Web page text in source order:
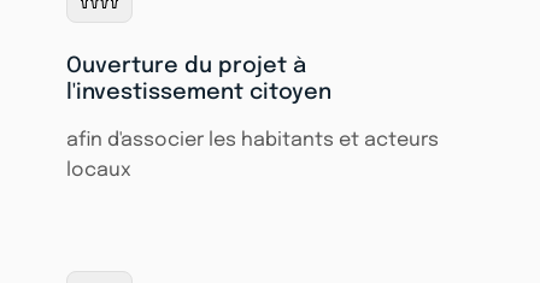
Ouverture du projet à
l'investissement citoyen
afin d'associer les habitants et acteurs
locaux